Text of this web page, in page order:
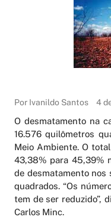
Por Ivanildo Santos 4
O desmatamento na
16.576 quilômetros
Meio Ambiente. O
43,38% para 45,39%
de desmatamento nos
quadrados. “Os
tem de ser reduzido”,
Carlos Minc.